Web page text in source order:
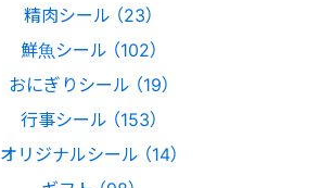
精肉シール （23）
鮮魚シール （102）
おにぎりシール （19）
行事シール （153）
オリジナルシール （14）